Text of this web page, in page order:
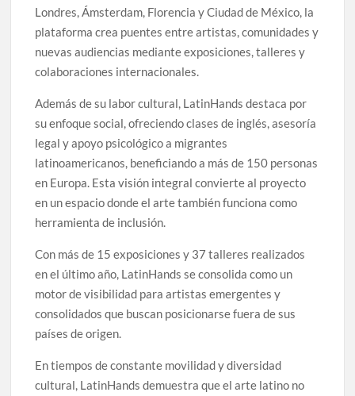
Londres, Ámsterdam, Florencia y Ciudad de México, la
plataforma crea puentes entre artistas, comunidades y
nuevas audiencias mediante exposiciones, talleres y
colaboraciones internacionales.
Además de su labor cultural, LatinHands destaca por
su enfoque social, ofreciendo clases de inglés, asesoría
legal y apoyo psicológico a migrantes
latinoamericanos, beneficiando a más de 150 personas
en Europa. Esta visión integral convierte al proyecto
en un espacio donde el arte también funciona como
herramienta de inclusión.
Con más de 15 exposiciones y 37 talleres realizados
en el último año, LatinHands se consolida como un
motor de visibilidad para artistas emergentes y
consolidados que buscan posicionarse fuera de sus
países de origen.
En tiempos de constante movilidad y diversidad
cultural, LatinHands demuestra que el arte latino no